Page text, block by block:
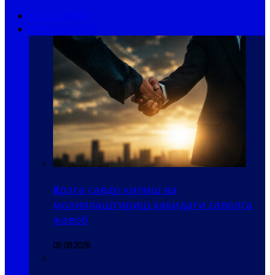
Қарзга савдо қилиш ва
молиялаштириш ҳақидаги саволга
жавоб
09.08.2026